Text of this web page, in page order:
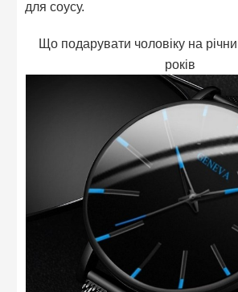
для соусу.
Що подарувати чоловіку на
років